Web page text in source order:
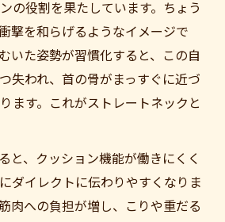
の役割を果たしています。ちょう
撃を和らげるようなイメージで
いた姿勢が習慣化すると、この自
失われ、首の骨がまっすぐに近づ
ます。これがストレートネックと
と、クッション機能が働きにくく
ダイレクトに伝わりやすくなりま
肉への負担が増し、こりや重だる